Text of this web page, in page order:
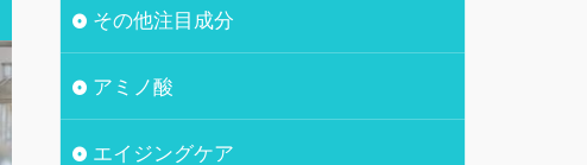
その他注目成分
アミノ酸
エイジングケア